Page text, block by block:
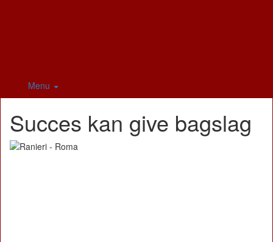
Menu
Succes kan give bagslag